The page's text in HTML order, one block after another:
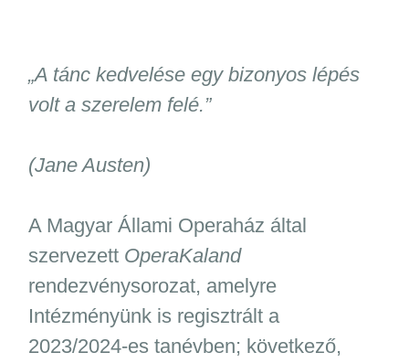
„A tánc kedvelése egy bizonyos lépés
volt a szerelem felé.”
(Jane Austen)
A Magyar Állami Operaház által
szervezett OperaKaland
rendezvénysorozat, amelyre
Intézményünk is regisztrált a
2023/2024-es tanévben; következő,